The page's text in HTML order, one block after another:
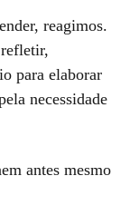
reagimos.
para elaborar
necessidade
antes mesmo